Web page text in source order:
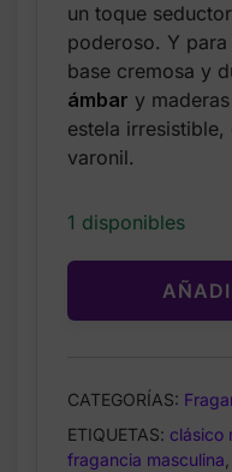
un toque
poderoso. Y
base cremosa y
ámbar y
estela
varonil.
1 disponibles
CATEGORÍAS:
ETIQUETAS: clásico
fragancia masculina